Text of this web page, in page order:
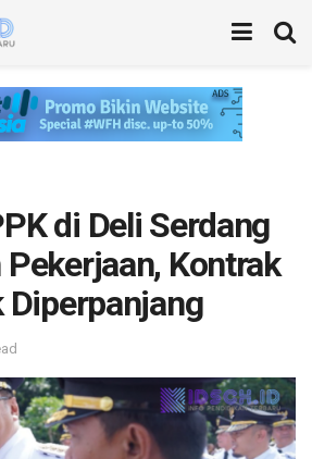
di Deli Serdang
Kontrak
Diperpanjang